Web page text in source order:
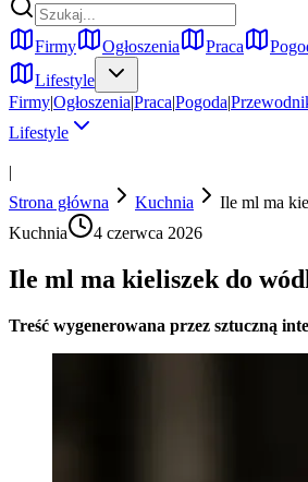
Firmy Ogłoszenia Praca
Lifestyle
Firmy|Ogłoszenia|Praca|Pogoda|
Lifestyle
|
Strona główna
Kuchnia
Ile ml ma
Kuchnia
4 czerwca 2026
Ile ml ma kieliszek do
Treść wygenerowana przez sztuczną